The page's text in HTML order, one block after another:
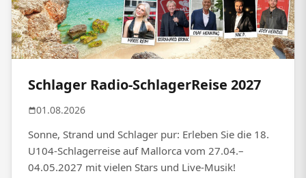
Schlager Radio-SchlagerReise 2027
01.08.2026
Sonne, Strand und Schlager pur: Erleben Sie die 18.
U104-Schlagerreise auf Mallorca vom 27.04.–
04.05.2027 mit vielen Stars und Live-Musik!